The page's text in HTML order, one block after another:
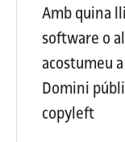
Amb quina
software o
acostumeu
Domini
copyleft